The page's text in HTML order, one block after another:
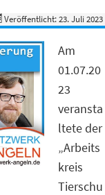
Veröffentlicht: 23. Juli 2023
Am
01.07.20
23
veransta
ltete der
„Arbeits
kreis
Tierschu